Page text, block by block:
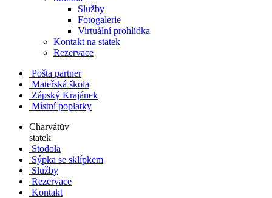
Služby
Fotogalerie
Virtuální prohlídka
Kontakt na statek
Rezervace
Pošta partner
Mateřská škola
Zápský Krajánek
Místní poplatky
Charvátův
statek
Stodola
Sýpka se sklípkem
Služby
Rezervace
Kontakt